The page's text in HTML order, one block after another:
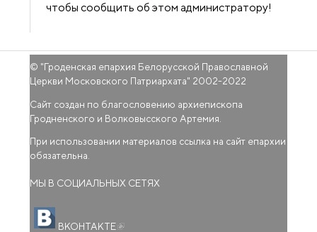
чтобы сообщить об этом администратору!
© "Гроденская епархия Белорусской Православной
Церкви Московского Патриархата" 2002-2022
Сайт создан по благословению архиепископа
Гродненского и Волковысского Артемия.
При использовании материалов ссылка на сайт епархии
обязательна.
МЫ В СОЦИАЛЬНЫХ СЕТЯХ
ВКОНТАКТЕ